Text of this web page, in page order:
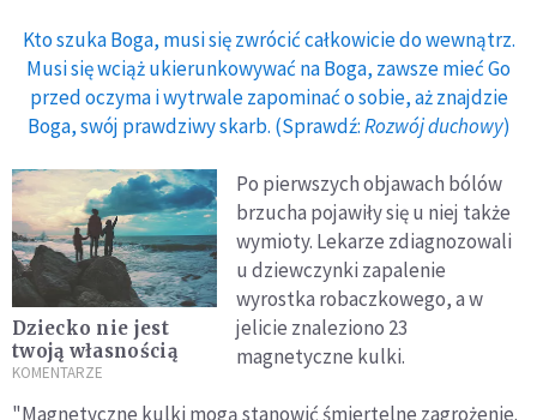
Kto szuka Boga, musi się zwrócić całkowicie do wewnątrz.
Musi się wciąż ukierunkowywać na Boga, zawsze mieć Go
przed oczyma i wytrwale zapominać o sobie, aż znajdzie
Boga, swój prawdziwy skarb. (Sprawdź:Rozwój duchowy)
Dziecko nie jest
twoją własnością
KOMENTARZE
Po pierwszych objawach bólów
brzucha pojawiły się u niej także
wymioty. Lekarze zdiagnozowali
u dziewczynki zapalenie
wyrostka robaczkowego, a w
jelicie znaleziono 23
magnetyczne kulki.
"Magnetyczne kulki mogą stanowić śmiertelne zagrożenie.